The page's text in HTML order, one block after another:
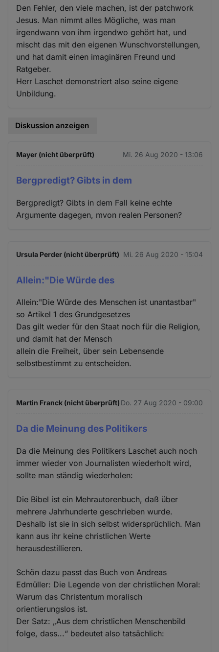
Den Fehler, den viele machen, ist der patchwork
Jesus. Man nimmt alles Mögliche, was man
irgendwann von ihm irgendwo gehört hat, und
mischt das mit den eigenen Wunschvorstellungen,
und hat damit einen imaginären Freund und
Ratgeber.
Herr Laschet demonstriert also seine eigene
Unbildung.
Diskussion anzeigen
Mayer (nicht überprüft) Mi. 26 Aug 2020 - 13:06
Bergpredigt? Gibts in dem
Bergpredigt? Gibts in dem Fall keine echte
Argumente dagegen, mvon realen Personen?
Ursula Perder (nicht überprüft) Mi. 26 Aug 2020 - 15:04
Allein:"Die Würde des
Allein:"Die Würde des Menschen ist unantastbar"
so Artikel 1 des Grundgesetzes
Das gilt weder für den Staat noch für die Religion,
und damit hat der Mensch
allein die Freiheit, über sein Lebensende
selbstbestimmt zu entscheiden.
Martin Franck (nicht überprüft) Do. 27 Aug 2020 - 09:00
Da die Meinung des Politikers
Da die Meinung des Politikers Laschet auch noch
immer wieder von Journalisten wiederholt wird,
sollte man ständig wiederholen:
Die Bibel ist ein Mehrautorenbuch, daß über
mehrere Jahrhunderte geschrieben wurde.
Deshalb ist sie in sich selbst widersprüchlich. Man
kann aus ihr keine christlichen Werte
herausdestillieren.
Schön dazu passt das Buch von Andreas
Edmüller: Die Legende von der christlichen Moral:
Warum das Christentum moralisch
orientierungslos ist.
Der Satz: „Aus dem christlichen Menschenbild
folge, dass...“ bedeutet also tatsächlich: